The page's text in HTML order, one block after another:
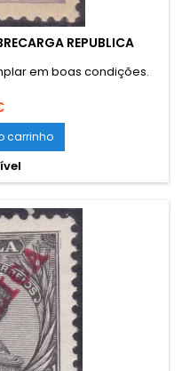
REPUBLICA
em boas condições.
carrinho